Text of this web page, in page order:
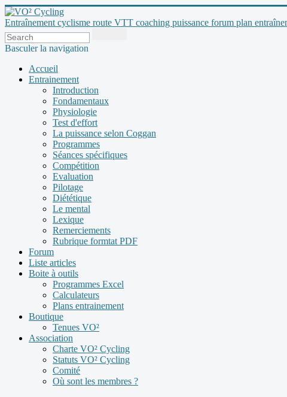
Entraînement cyclisme route VTT coaching puissance forum plan
Basculer la navigation
Accueil
Entrainement
Introduction
Fondamentaux
Physiologie
Test d'effort
La puissance selon Coggan
Programmes
Séances spécifiques
Compétition
Evaluation
Pilotage
Diététique
Le mental
Lexique
Remerciements
Rubrique formtat PDF
Forum
Liste articles
Boite à outils
Programmes Excel
Calculateurs
Plans entrainement
Boutique
Tenues VO²
Association
Charte VO² Cycling
Statuts VO² Cycling
Comité
Où sont les membres ?